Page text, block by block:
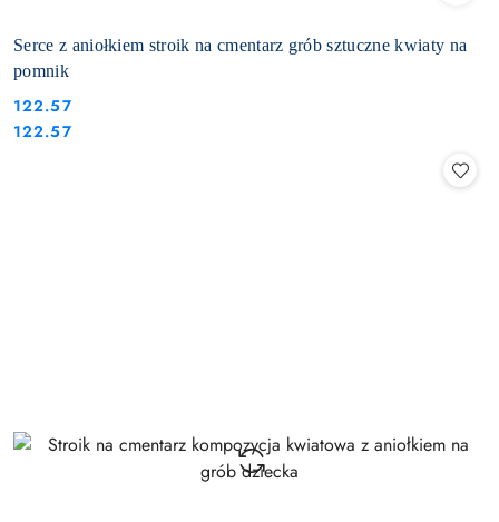
Serce z aniołkiem stroik na cmentarz grób sztuczne kwiaty na
pomnik
Cena:
122.57
Cena:
122.57